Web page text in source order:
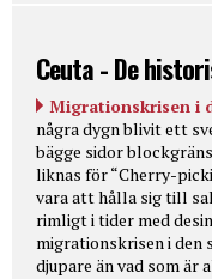
Ceuta - De
Migrationskrisen i
några dygn blivit ett
bägge sidor
liknas för “Cherry-
vara att hålla sig till
rimligt i tider med
migrationskrisen i den
djupare än vad som är